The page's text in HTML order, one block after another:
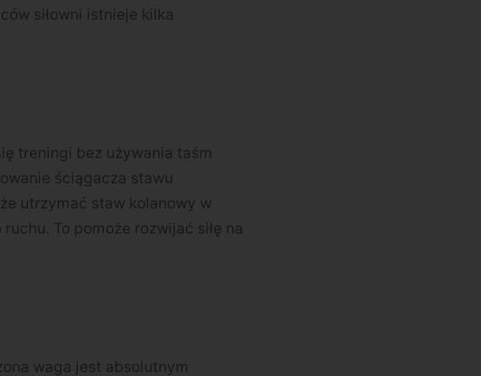
siłowni istnieje kilka
treningi bez używania taśm
ściągacza stawu
utrzymać staw kolanowy w
To pomoże rozwijać siłę na
waga jest absolutnym